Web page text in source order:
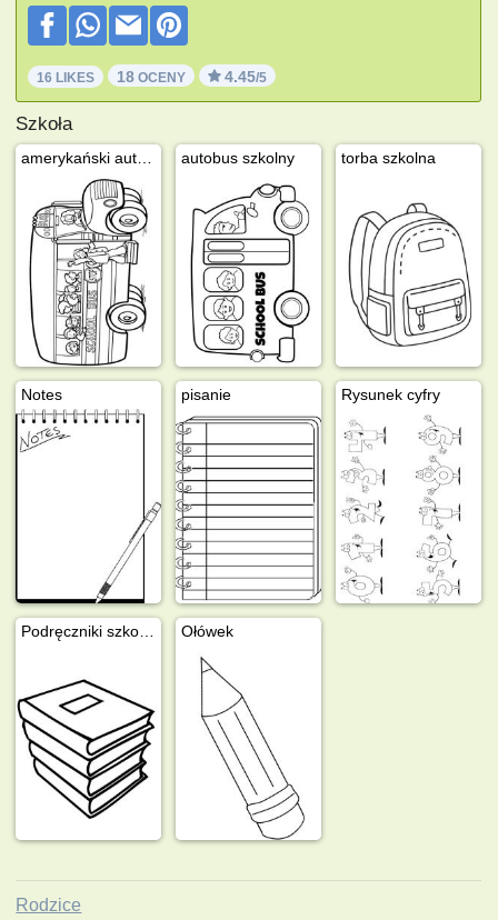
16 LIKES 18 OCENY 4.45/5
Szkoła
autobus szkolny torba szkolna
Notes pisanie Rysunek cyfry
Ołówek
Rodzice